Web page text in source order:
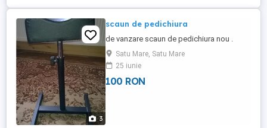
3
scaun de pedichiura
de vanzare scaun de pedichiura nou .
Satu Mare, Satu Mare
25 iunie
100 RON